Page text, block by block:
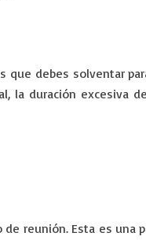
debes solventar
la duración excesiva
reunión. Esta es una